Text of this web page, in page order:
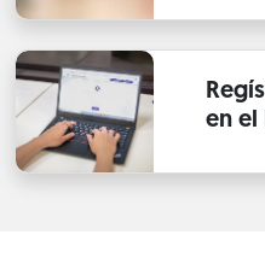
en el